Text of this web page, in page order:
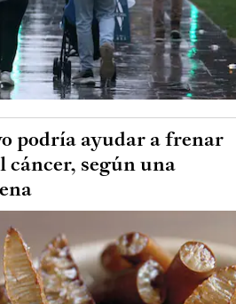
podría ayudar a frenar
cáncer, según una